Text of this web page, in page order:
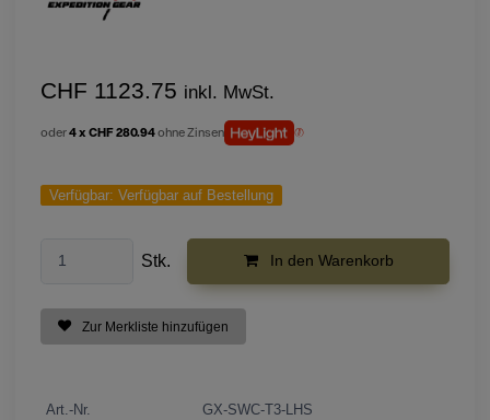
CHF 1123.75 inkl. MwSt.
oder4 x CHF 280.94ohne Zinsen
Verfügbar: Verfügbar auf Bestellung
Stk. In den Warenkorb
Zur Merkliste hinzufügen
Art.-Nr.
GX-SWC-T3-LHS